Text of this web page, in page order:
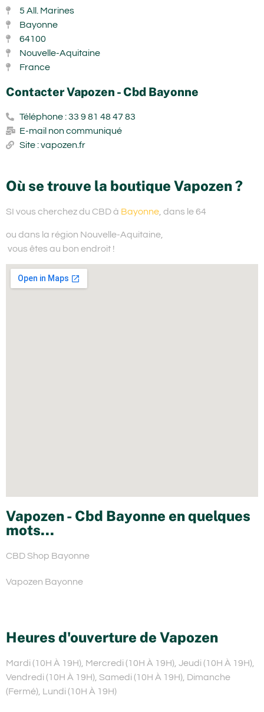
5 All. Marines
Bayonne
64100
Nouvelle-Aquitaine
France
Contacter Vapozen - Cbd Bayonne
Téléphone : 33 9 81 48 47 83
E-mail non communiqué
Site : vapozen.fr
Où se trouve la boutique Vapozen ?
SI vous cherchez du CBD à Bayonne, dans le 64
ou dans la région Nouvelle-Aquitaine,
vous êtes au bon endroit !
Vapozen - Cbd Bayonne en quelques
mots...
CBD Shop Bayonne
Vapozen Bayonne
Heures d'ouverture de Vapozen
Mardi (10H À 19H), Mercredi (10H À 19H), Jeudi (10H À 19H),
Vendredi (10H À 19H), Samedi (10H À 19H), Dimanche
(Fermé), Lundi (10H À 19H)